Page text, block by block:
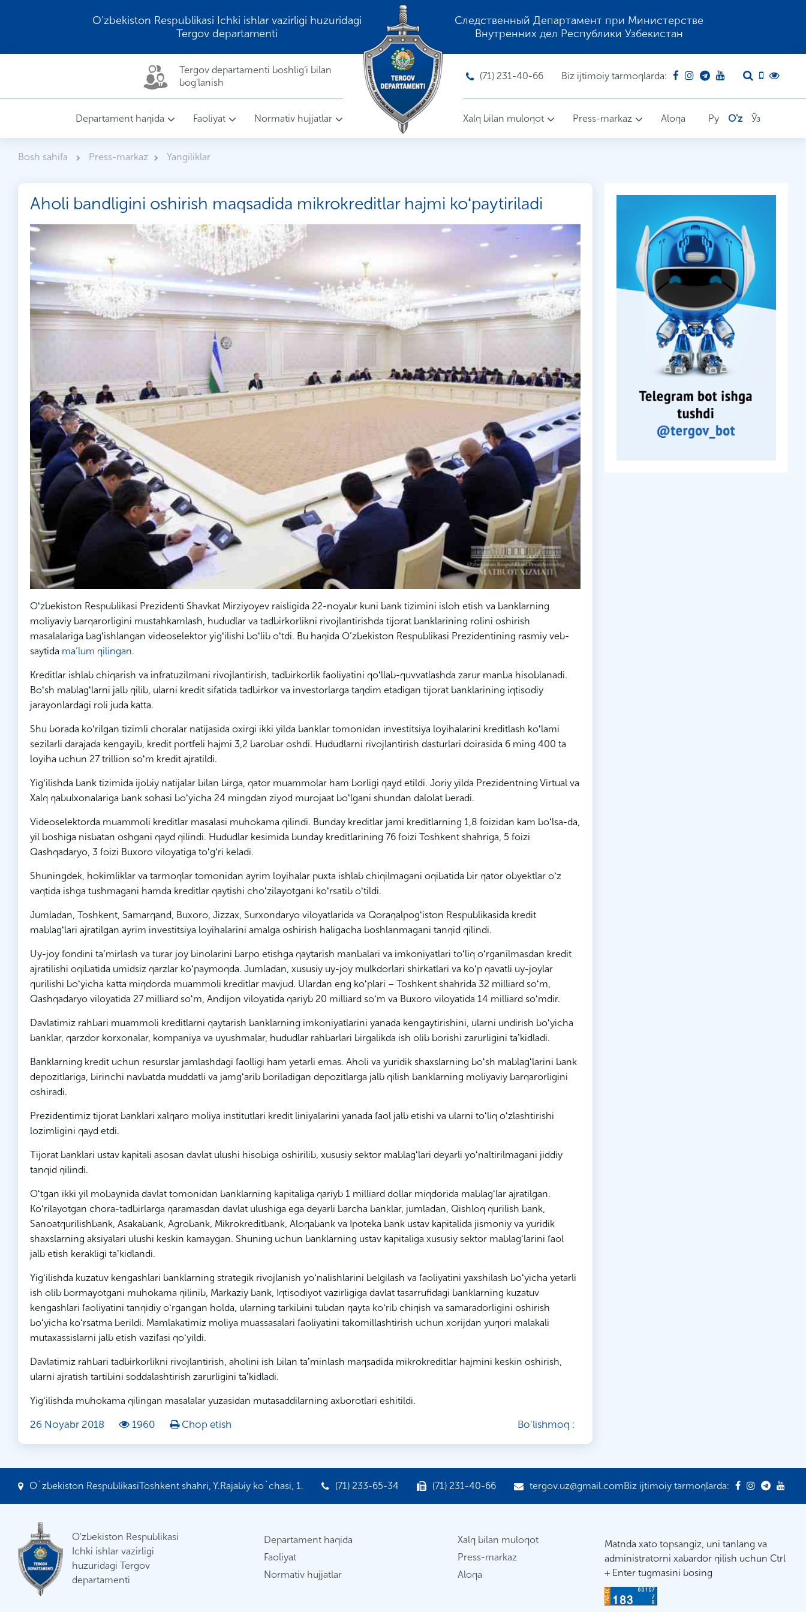
O'zbekiston Respublikasi Ichki ishlar vazirligi huzuridagi
Tergov departamenti
Следственный Департамент при Министерстве
Внутренних дел Республики Узбекистан
Tergov departamenti boshlig'i bilan
bog'lanish
(71) 231-40-66 Biz ijtimoiy tarmoqlarda:
Departament haqida Faoliyat Normativ hujjatlar Xalq bilan muloqot Press-markaz Aloqa Ру O'z Ўз
Bosh sahifa Press-markaz Yangiliklar
Aholi bandligini oshirish maqsadida mikrokreditlar hajmi koʻpaytiriladi
Oʻzbekiston Respublikasi Prezidenti Shavkat Mirziyoyev raisligida 22-noyabr kuni bank tizimini isloh etish va banklarning
moliyaviy barqarorligini mustahkamlash, hududlar va tadbirkorlikni rivojlantirishda tijorat banklarining rolini oshirish
masalalariga bagʻishlangan videoselektor yigʻilishi boʻlib oʻtdi. Bu haqida O’zbekiston Respublikasi Prezidentining rasmiy veb-
saytida ma’lum qilingan.
Kreditlar ishlab chiqarish va infratuzilmani rivojlantirish, tadbirkorlik faoliyatini qoʻllab-quvvatlashda zarur manba hisoblanadi.
Boʻsh mablagʻlarni jalb qilib, ularni kredit sifatida tadbirkor va investorlarga taqdim etadigan tijorat banklarining iqtisodiy
jarayonlardagi roli juda katta.
Shu borada koʻrilgan tizimli choralar natijasida oxirgi ikki yilda banklar tomonidan investitsiya loyihalarini kreditlash koʻlami
sezilarli darajada kengayib, kredit portfeli hajmi 3,2 barobar oshdi. Hududlarni rivojlantirish dasturlari doirasida 6 ming 400 ta
loyiha uchun 27 trillion soʻm kredit ajratildi.
Yigʻilishda bank tizimida ijobiy natijalar bilan birga, qator muammolar ham borligi qayd etildi. Joriy yilda Prezidentning Virtual va
Xalq qabulxonalariga bank sohasi boʻyicha 24 mingdan ziyod murojaat boʻlgani shundan dalolat beradi.
Videoselektorda muammoli kreditlar masalasi muhokama qilindi. Bunday kreditlar jami kreditlarning 1,8 foizidan kam boʻlsa-da,
yil boshiga nisbatan oshgani qayd qilindi. Hududlar kesimida bunday kreditlarining 76 foizi Toshkent shahriga, 5 foizi
Qashqadaryo, 3 foizi Buxoro viloyatiga toʻgʻri keladi.
Shuningdek, hokimliklar va tarmoqlar tomonidan ayrim loyihalar puxta ishlab chiqilmagani oqibatida bir qator obyektlar oʻz
vaqtida ishga tushmagani hamda kreditlar qaytishi choʻzilayotgani koʻrsatib oʻtildi.
Jumladan, Toshkent, Samarqand, Buxoro, Jizzax, Surxondaryo viloyatlarida va Qoraqalpogʻiston Respublikasida kredit
mablagʻlari ajratilgan ayrim investitsiya loyihalarini amalga oshirish haligacha boshlanmagani tanqid qilindi.
Uy-joy fondini taʼmirlash va turar joy binolarini barpo etishga qaytarish manbalari va imkoniyatlari toʻliq oʻrganilmasdan kredit
ajratilishi oqibatida umidsiz qarzlar koʻpaymoqda. Jumladan, xususiy uy-joy mulkdorlari shirkatlari va koʻp qavatli uy-joylar
qurilishi boʻyicha katta miqdorda muammoli kreditlar mavjud. Ulardan eng koʻplari – Toshkent shahrida 32 milliard soʻm,
Qashqadaryo viloyatida 27 milliard soʻm, Andijon viloyatida qariyb 20 milliard soʻm va Buxoro viloyatida 14 milliard soʻmdir.
Davlatimiz rahbari muammoli kreditlarni qaytarish banklarning imkoniyatlarini yanada kengaytirishini, ularni undirish boʻyicha
banklar, qarzdor korxonalar, kompaniya va uyushmalar, hududlar rahbarlari birgalikda ish olib borishi zarurligini taʼkidladi.
Banklarning kredit uchun resurslar jamlashdagi faolligi ham yetarli emas. Aholi va yuridik shaxslarning boʻsh mablagʻlarini bank
depozitlariga, birinchi navbatda muddatli va jamgʻarib boriladigan depozitlarga jalb qilish banklarning moliyaviy barqarorligini
oshiradi.
Prezidentimiz tijorat banklari xalqaro moliya institutlari kredit liniyalarini yanada faol jalb etishi va ularni toʻliq oʻzlashtirishi
lozimligini qayd etdi.
Tijorat banklari ustav kapitali asosan davlat ulushi hisobiga oshirilib, xususiy sektor mablagʻlari deyarli yoʻnaltirilmagani jiddiy
tanqid qilindi.
Oʻtgan ikki yil mobaynida davlat tomonidan banklarning kapitaliga qariyb 1 milliard dollar miqdorida mablagʻlar ajratilgan.
Koʻrilayotgan chora-tadbirlarga qaramasdan davlat ulushiga ega deyarli barcha banklar, jumladan, Qishloq qurilish bank,
Sanoatqurilishbank, Asakabank, Agrobank, Mikrokreditbank, Aloqabank va Ipoteka bank ustav kapitalida jismoniy va yuridik
shaxslarning aksiyalari ulushi keskin kamaygan. Shuning uchun banklarning ustav kapitaliga xususiy sektor mablagʻlarini faol
jalb etish kerakligi taʼkidlandi.
Yigʻilishda kuzatuv kengashlari banklarning strategik rivojlanish yoʻnalishlarini belgilash va faoliyatini yaxshilash boʻyicha yetarli
ish olib bormayotgani muhokama qilinib, Markaziy bank, Iqtisodiyot vazirligiga davlat tasarrufidagi banklarning kuzatuv
kengashlari faoliyatini tanqidiy oʻrgangan holda, ularning tarkibini tubdan qayta koʻrib chiqish va samaradorligini oshirish
boʻyicha koʻrsatma berildi. Mamlakatimiz moliya muassasalari faoliyatini takomillashtirish uchun xorijdan yuqori malakali
mutaxassislarni jalb etish vazifasi qoʻyildi.
Davlatimiz rahbari tadbirkorlikni rivojlantirish, aholini ish bilan taʼminlash maqsadida mikrokreditlar hajmini keskin oshirish,
ularni ajratish tartibini soddalashtirish zarurligini taʼkidladi.
Yigʻilishda muhokama qilingan masalalar yuzasidan mutasaddilarning axborotlari eshitildi.
26 Noyabr 2018 1960 Chop etish Bo'lishmoq :
O`zbekiston RespublikasiToshkent shahri, Y.Rajabiy ko`chasi, 1. (71) 233-65-34 (71) 231-40-66 tergov.uz@gmail.comBiz ijtimoiy tarmoqlarda:
O'zbekiston Respublikasi
Ichki ishlar vazirligi
huzuridagi Tergov
departamenti
Departament haqida
Faoliyat
Normativ hujjatlar
Xalq bilan muloqot
Press-markaz
Aloqa
Matnda xato topsangiz, uni tanlang va
administratorni xabardor qilish uchun Ctrl
+ Enter tugmasini bosing